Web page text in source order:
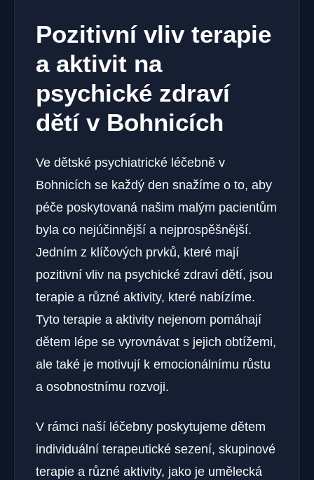
Pozitivní vliv terapie
a aktivit na
psychické zdraví
dětí v Bohnicích
Ve dětské psychiatrické léčebně v
Bohnicích se každý den snažíme o to, aby
péče poskytovaná našim malým pacientům
byla co nejúčinnější a nejprospěšnější.
Jedním z klíčových prvků, které mají
pozitivní vliv na psychické zdraví dětí, jsou
terapie a různé aktivity, které nabízíme.
Tyto terapie a aktivity nejenom pomáhají
dětem lépe se vyrovnávat s jejich obtížemi,
ale také je motivují k emocionálnímu růstu
a osobnostnímu rozvoji.
V rámci naší léčebny poskytujeme dětem
individuální terapeutické sezení, skupinové
terapie a různé aktivity, jako je umělecká